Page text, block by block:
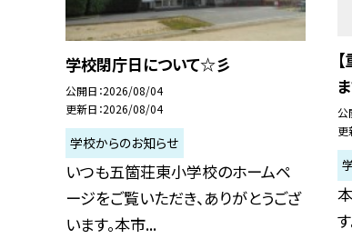
学校閉庁日について☆彡
公開日 2026/08/04
更新日 2026/08/04
学校からのお知らせ
いつも五箇荘東小学校のホームペ
ージをご覧いただき、ありがとうござ
います。本市...
公
更